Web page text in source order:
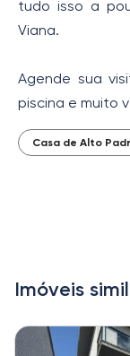
tudo isso a
Viana.
Agende sua
piscina e muito
Casa de Alto
Imóveis